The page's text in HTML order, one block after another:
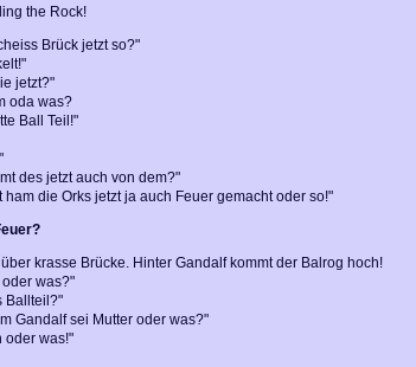
the Rock!
Brück jetzt so?"
jetzt?"
oda was?
Ball Teil!"
des jetzt auch von dem?"
ham die Orks jetzt ja auch Feuer gemacht oder so!"
krasse Brücke. Hinter Gandalf kommt der Balrog hoch!
was?"
Ballteil?"
Gandalf sei Mutter oder was?"
oder was!"